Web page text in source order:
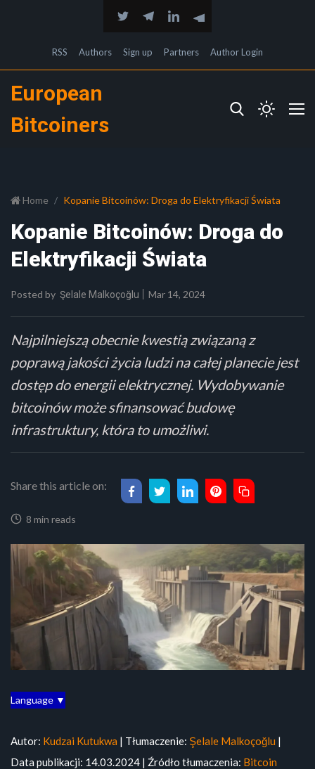
RSS Authors Sign up Partners Author Login
European
Bitcoiners
Home Kopanie Bitcoinów: Droga do Elektryfikacji Świata
Kopanie Bitcoinów: Droga do
Elektryfikacji Świata
Posted by Şelale Malkoçoğlu Mar 14, 2024
Najpilniejszą obecnie kwestią związaną z
poprawą jakości życia ludzi na całej planecie jest
dostęp do energii elektrycznej. Wydobywanie
bitcoinów może sfinansować budowę
infrastruktury, która to umożliwi.
Share this article on:
8 min reads
Language ▼
Autor: Kudzai Kutukwa | Tłumaczenie: Şelale Malkoçoğlu |
Data publikacji: 14.03.2024 | Źródło tłumaczenia: Bitcoin